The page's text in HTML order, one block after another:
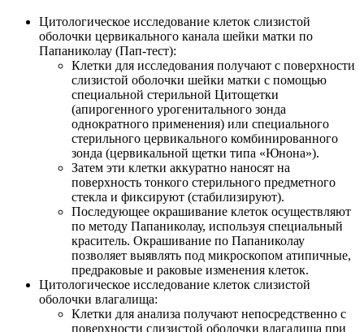
Цитологическое исследование клеток слизистой
оболочки цервикального канала шейки матки по
Папаниколау (Пап-тест):
Клетки для исследования получают с поверхности
слизистой оболочки шейки матки с помощью
специальной стерильной Цитощетки
(апирогенного урогенитального зонда
однократного применения) или специального
стерильного цервикального комбинированного
зонда (цервикальной щетки типа «Юнона»).
Затем эти клетки аккуратно наносят на
поверхность тонкого стерильного предметного
стекла и фиксируют (стабилизируют).
Последующее окрашивание клеток осуществляют
по методу Папаниколау, используя специальный
краситель. Окрашивание по Папаниколау
позволяет выявлять под микроскопом атипичные,
предраковые и раковые изменения клеток.
Цитологическое исследование клеток слизистой
оболочки влагалища:
Клетки для анализа получают непосредственно с
поверхности слизистой оболочки влагалища при